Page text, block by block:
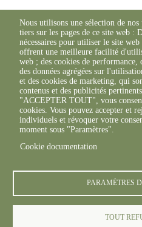
Nous utilisons une sélection de
tiers sur les pages de ce site web :
nécessaires pour utiliser le site
offrent une meilleure facilité
web ; des cookies de performance,
des données agrégées sur
et des cookies de marketing, qui
contenus et des publicités
"ACCEPTER TOUT", vous
cookies. Vous pouvez accepter et
individuels et révoquer votre
moment sous "Paramètres".
Cookie documentation
PARAMÈTRES
TOUT